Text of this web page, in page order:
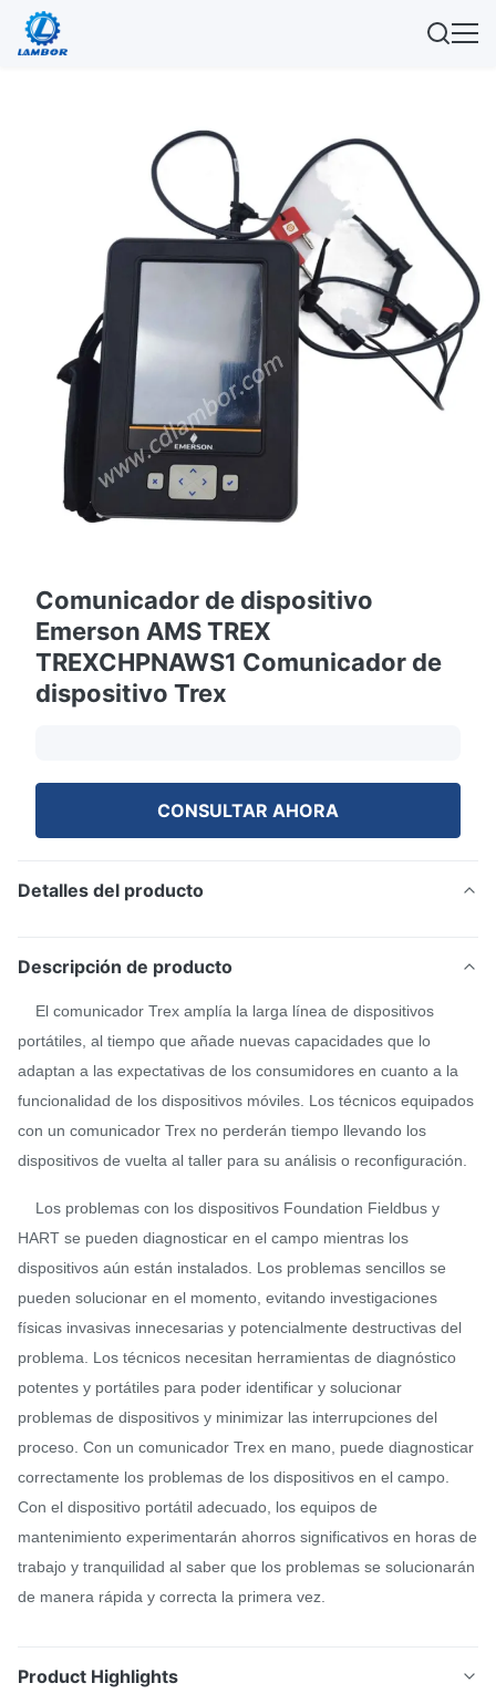
Comunicador de dispositivo
Emerson AMS TREX
TREXCHPNAWS1 Comunicador de
dispositivo Trex
CONSULTAR AHORA
Detalles del producto
Descripción de producto
El comunicador Trex amplía la larga línea de dispositivos
portátiles, al tiempo que añade nuevas capacidades que lo
adaptan a las expectativas de los consumidores en cuanto a la
funcionalidad de los dispositivos móviles. Los técnicos equipados
con un comunicador Trex no perderán tiempo llevando los
dispositivos de vuelta al taller para su análisis o reconfiguración.
Los problemas con los dispositivos Foundation Fieldbus y
HART se pueden diagnosticar en el campo mientras los
dispositivos aún están instalados. Los problemas sencillos se
pueden solucionar en el momento, evitando investigaciones
físicas invasivas innecesarias y potencialmente destructivas del
problema. Los técnicos necesitan herramientas de diagnóstico
potentes y portátiles para poder identificar y solucionar
problemas de dispositivos y minimizar las interrupciones del
proceso. Con un comunicador Trex en mano, puede diagnosticar
correctamente los problemas de los dispositivos en el campo.
Con el dispositivo portátil adecuado, los equipos de
mantenimiento experimentarán ahorros significativos en horas de
trabajo y tranquilidad al saber que los problemas se solucionarán
de manera rápida y correcta la primera vez.
Product Highlights